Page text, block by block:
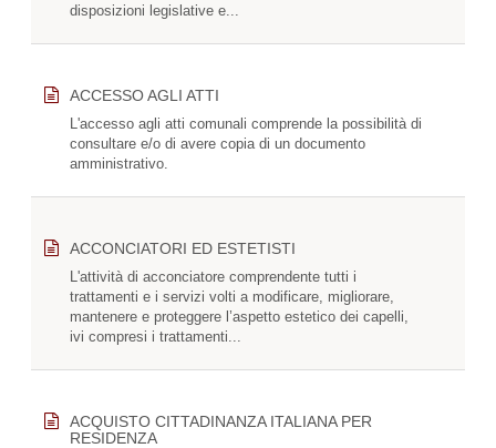
disposizioni legislative e...
ACCESSO AGLI ATTI
L'accesso agli atti comunali comprende la possibilità di
consultare e/o di avere copia di un documento
amministrativo.
ACCONCIATORI ED ESTETISTI
L'attività di acconciatore comprendente tutti i
trattamenti e i servizi volti a modificare, migliorare,
mantenere e proteggere l’aspetto estetico dei capelli,
ivi compresi i trattamenti...
ACQUISTO CITTADINANZA ITALIANA PER
RESIDENZA